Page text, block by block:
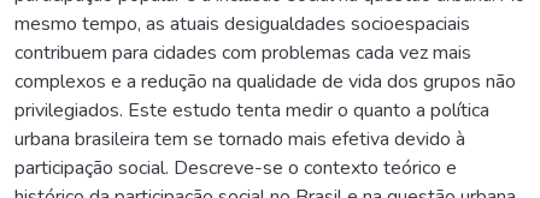
mesmo tempo, as atuais desigualdades socioespaciais
contribuem para cidades com problemas cada vez mais
complexos e a redução na qualidade de vida dos grupos não
privilegiados. Este estudo tenta medir o quanto a política
urbana brasileira tem se tornado mais efetiva devido à
participação social. Descreve-se o contexto teórico e